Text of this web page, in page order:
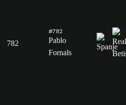
782
#782
Pablo
Fornals